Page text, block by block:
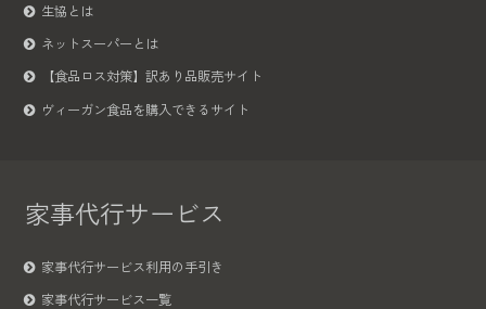
生協とは
ネットスーパーとは
【食品ロス対策】訳あり品販売サイト
ヴィーガン食品を購入できるサイト
家事代行サービス
家事代行サービス利用の手引き
家事代行サービス一覧